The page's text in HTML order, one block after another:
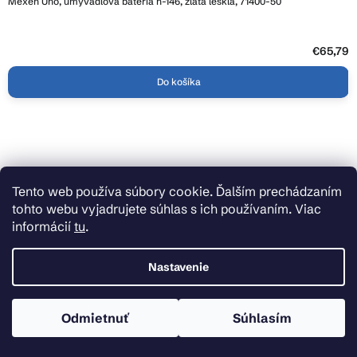
Tento web používa súbory cookie. Ďalším prechádzaním
tohto webu vyjadrujete súhlas s ich používaním. Viac
informácií tu.
Nastavenie
Odmietnuť Súhlasím
€65,79
Do košíka